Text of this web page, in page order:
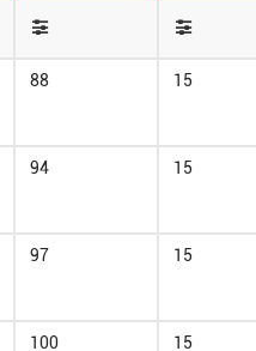
88 15
94 15
97 15
100 15